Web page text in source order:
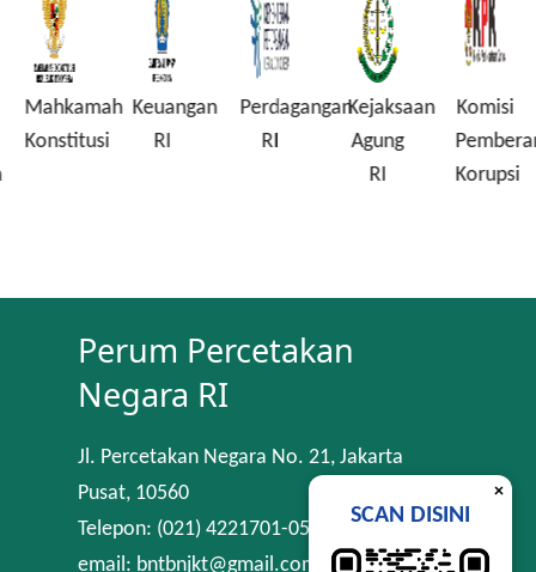
Mahkamah
Konstitusi
Keuangan
RI
Perdagangan
RI
Kejaksaan
Agung
RI
Komisi
Korupsi
Perum Percetakan
Negara RI
Jl. Percetakan Negara No. 21, Jakarta
Pusat, 10560
Telepon: (021) 4221701-05
email: bntbnjkt@gmail.com
×
SCAN DISINI